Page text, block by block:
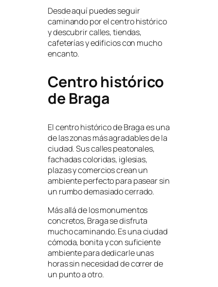
Desde aquí puedes seguir
caminando por el centro histórico
y descubrir calles, tiendas,
cafeterías y edificios con mucho
encanto.
Centro histórico
de Braga
El centro histórico de Braga es una
de las zonas más agradables de la
ciudad. Sus calles peatonales,
fachadas coloridas, iglesias,
plazas y comercios crean un
ambiente perfecto para pasear sin
un rumbo demasiado cerrado.
Más allá de los monumentos
concretos, Braga se disfruta
mucho caminando. Es una ciudad
cómoda, bonita y con suficiente
ambiente para dedicarle unas
horas sin necesidad de correr de
un punto a otro.